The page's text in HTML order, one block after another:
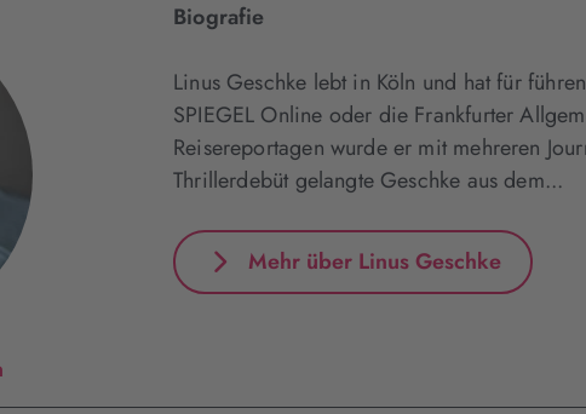
Biografie
Linus Geschke lebt in Köln und hat für
SPIEGEL Online oder die Frankfurter
Reisereportagen wurde er mit mehreren
Thrillerdebüt gelangte Geschke aus dem...
Mehr über Linus Geschke